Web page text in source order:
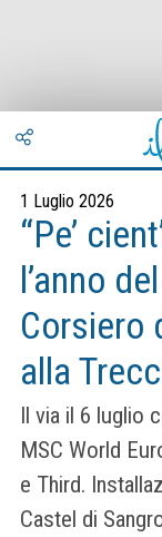
1 Luglio 2026
“Pe’
l’anno
Corsiero
alla
Il via il 6 luglio
MSC World
e Third.
Castel di